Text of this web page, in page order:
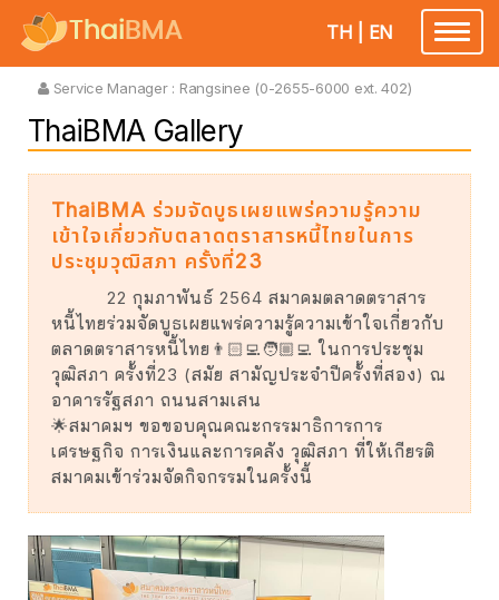
Toggle
TH EN
Service Manager : Rangsinee (0-2655-6000 ext. 402)
ThaiBMA Gallery
ThaiBMA ร่วมจัดบูธเผยแพร่ความรู้ความ
เข้าใจเกี่ยวกับตลาดตราสารหนี้ไทยในการ
ประชุมวุฒิสภา ครั้งที่23
22 กุมภาพันธ์ 2564 สมาคมตลาดตราสาร
หนี้ไทยร่วมจัดบูธเผยแพร่ความรู้ความเข้าใจเกี่ยวกับ
ตลาดตราสารหนี้ไทย👨🏻‍💻🧑🏼‍💻 ในการประชุม
วุฒิสภา ครั้งที่23 (สมัย สามัญประจำปีครั้งที่สอง) ณ
อาคารรัฐสภา ถนนสามเสน
🌟สมาคมฯ ขอขอบคุณคณะกรรมาธิการการ
เศรษฐกิจ การเงินและการคลัง วุฒิสภา ที่ให้เกียรติ
สมาคมเข้าร่วมจัดกิจกรรมในครั้งนี้